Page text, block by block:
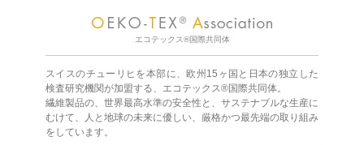
エコテックス®国際共同体
スイスのチューリヒを本部に、欧州15ヶ国と日本の独立した
検査研究機関が加盟する、エコテックス®国際共同体。
繊維製品の、世界最高水準の安全性と、サステナブルな生産に
むけて、人と地球の未来に優しい、厳格かつ最先端の取り組み
をしています。